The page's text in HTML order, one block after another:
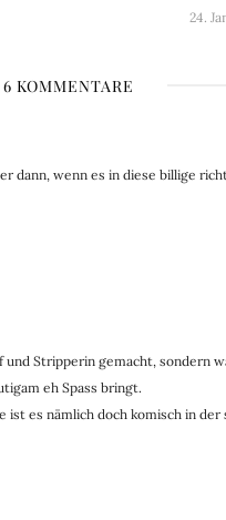
24.
6 KOMMENTARE
dann, wenn es in diese billige
Stripperin gemacht,
eh Spass bringt.
es nämlich doch komisch in